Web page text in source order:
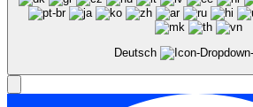
Deutsch